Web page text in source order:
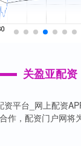
关盈亚配资
资平台_网上配资
作，配资门户网将